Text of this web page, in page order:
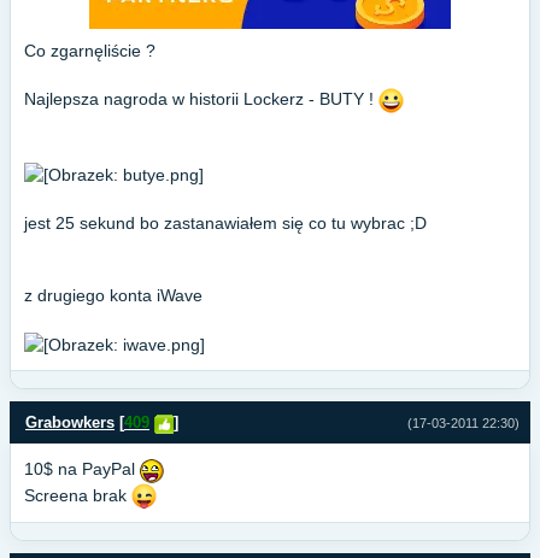
Co zgarnęliście ?
Najlepsza nagroda w historii Lockerz - BUTY !
jest 25 sekund bo zastanawiałem się co tu wybrac ;D
z drugiego konta iWave
(17-03-2011 22:30)
Grabowkers [409 ]
10$ na PayPal
Screena brak